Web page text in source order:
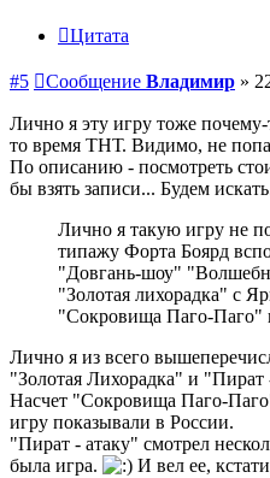
Цитата
#5 Сообщение Владимир »
Лично я эту игру тоже
то время ТНТ. Видимо, не
По описанию - посмотреть
бы взять записи... Будем
Лично я такую игру не
типажу Форта Боярд
"Довгань-шоу"
"Золотая лихорадка" с
"Сокровища Паго-Паго"
Лично я из всего
"Золотая Лихорадка" и "Пират
Насчет "Сокровища Паго-
игру показывали в России.
"Пират - атаку" смотрел
была игра.
И вел ее,